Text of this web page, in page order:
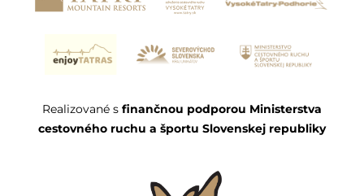
Realizované s finančnou podporou Ministerstva
cestovného ruchu a športu Slovenskej republiky